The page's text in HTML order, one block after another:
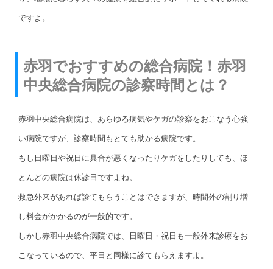
ですよ。
赤羽でおすすめの総合病院！赤羽
中央総合病院の診察時間とは？
赤羽中央総合病院は、あらゆる病気やケガの診察をおこなう心強
い病院ですが、診察時間もとても助かる病院です。
もし日曜日や祝日に具合が悪くなったりケガをしたりしても、ほ
とんどの病院は休診日ですよね。
救急外来があれば診てもらうことはできますが、時間外の割り増
し料金がかかるのが一般的です。
しかし赤羽中央総合病院では、日曜日・祝日も一般外来診療をお
こなっているので、平日と同様に診てもらえますよ。